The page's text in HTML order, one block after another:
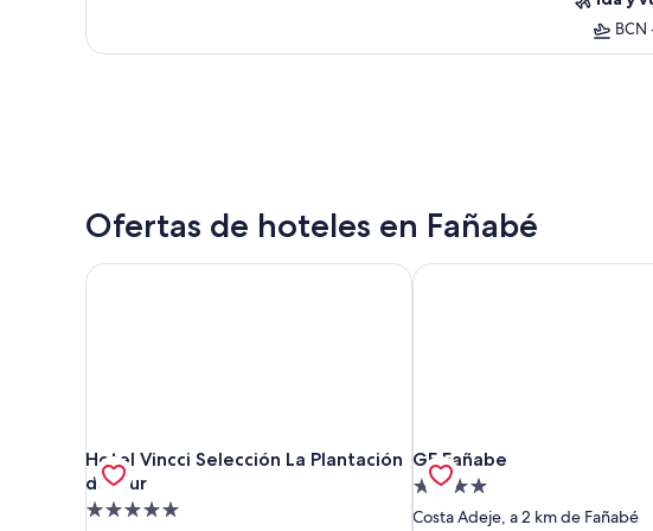
BCN
Ofertas de hoteles en Fañabé
Hotel Vincci Selección La Plantación
del Sur
Hotel Vincci Selección La Plantación del Sur
Alojamiento
Hotel Vincci Selección La Plantación del Sur
GF Fañabe
GF Fañabe
Alojamiento
de
Costa Adeje, a 2 km de Fañabé
GF Fañabe